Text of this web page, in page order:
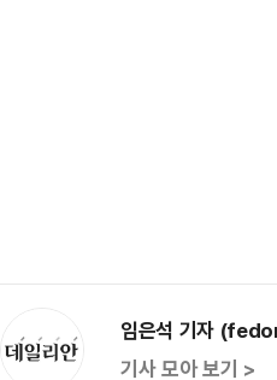
임은석 기자
기사 모아 보기 >